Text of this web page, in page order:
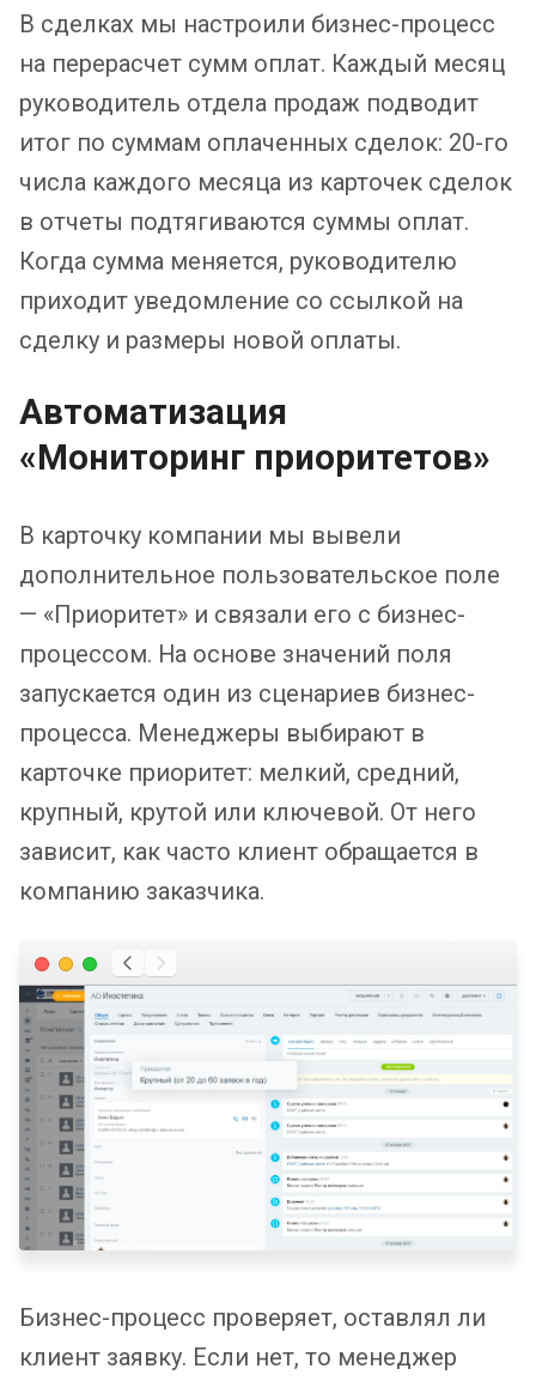
В сделках мы настроили бизнес-процесс
на перерасчет сумм оплат. Каждый месяц
руководитель отдела продаж подводит
итог по суммам оплаченных сделок: 20-го
числа каждого месяца из карточек сделок
в отчеты подтягиваются суммы оплат.
Когда сумма меняется, руководителю
приходит уведомление со ссылкой на
сделку и размеры новой оплаты.
Автоматизация
«Мониторинг приоритетов»
В карточку компании мы вывели
дополнительное пользовательское поле
— «Приоритет» и связали его с бизнес-
процессом. На основе значений поля
запускается один из сценариев бизнес-
процесса. Менеджеры выбирают в
карточке приоритет: мелкий, средний,
крупный, крутой или ключевой. От него
зависит, как часто клиент обращается в
компанию заказчика.
Бизнес-процесс проверяет, оставлял ли
клиент заявку. Если нет, то менеджер